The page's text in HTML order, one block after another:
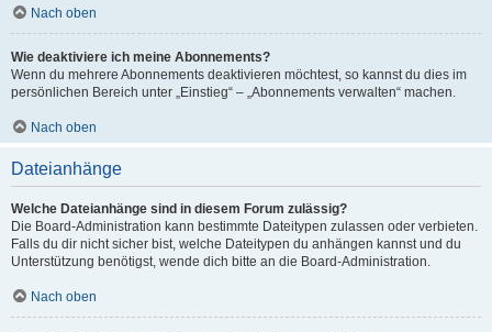
Nach oben
Wie deaktiviere ich meine Abonnements?
Wenn du mehrere Abonnements deaktivieren möchtest, so kannst du dies im
persönlichen Bereich unter „Einstieg“ – „Abonnements verwalten“ machen.
Nach oben
Dateianhänge
Welche Dateianhänge sind in diesem Forum zulässig?
Die Board-Administration kann bestimmte Dateitypen zulassen oder verbieten.
Falls du dir nicht sicher bist, welche Dateitypen du anhängen kannst und du
Unterstützung benötigst, wende dich bitte an die Board-Administration.
Nach oben